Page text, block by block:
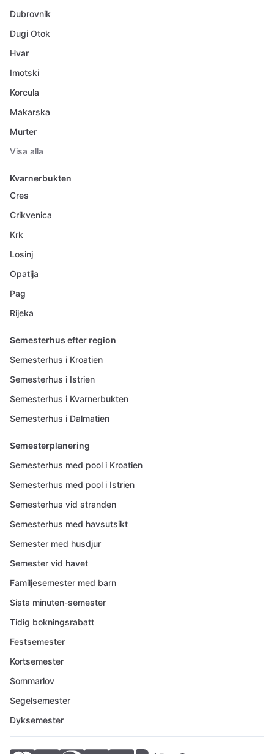
Dubrovnik
Dugi Otok
Hvar
Imotski
Korcula
Makarska
Murter
Visa alla
Kvarnerbukten
Cres
Crikvenica
Krk
Losinj
Opatija
Pag
Rijeka
Semesterhus efter region
Semesterhus i Kroatien
Semesterhus i Istrien
Semesterhus i Kvarnerbukten
Semesterhus i Dalmatien
Semesterplanering
Semesterhus med pool i Kroatien
Semesterhus med pool i Istrien
Semesterhus vid stranden
Semesterhus med havsutsikt
Semester med husdjur
Semester vid havet
Familjesemester med barn
Sista minuten-semester
Tidig bokningsrabatt
Festsemester
Kortsemester
Sommarlov
Segelsemester
Dyksemester